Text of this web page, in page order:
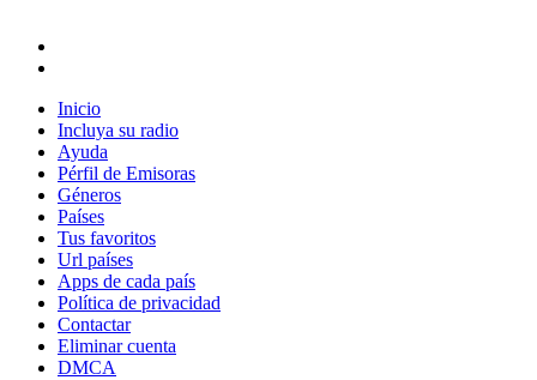
Inicio
Incluya su radio
Ayuda
Pérfil de Emisoras
Géneros
Países
Tus favoritos
Url países
Apps de cada país
Política de privacidad
Contactar
Eliminar cuenta
DMCA